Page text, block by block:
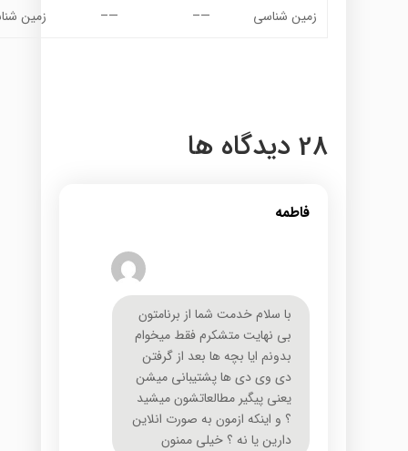
زمین شناسی —–
—– زمین
28 دیدگاه ها
فاطمه
با سلام خدمت شما از برنامتون
بی نهایت متشکرم فقط میخوام
بدونم ایا بچه ها بعد از گرفتن
دی وی دی ها پشتیبانی میشن
یعنی پیگیر مطالعاتشون میشید
؟ و اینکه ازمون به صورت انلاین
دارین یا نه ؟ خیلی ممنون